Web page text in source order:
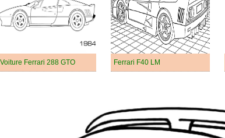
Voiture Ferrari 288 GTO Ferrari F40 LM